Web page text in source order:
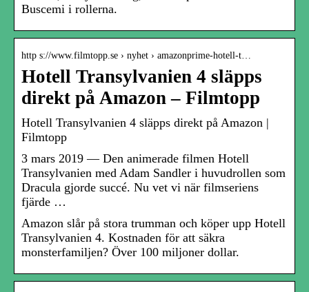
Buscemi i rollerna.
http s://www.filmtopp.se › nyhet › amazonprime-hotell-t…
Hotell Transylvanien 4 släpps
direkt på Amazon – Filmtopp
Hotell Transylvanien 4 släpps direkt på Amazon |
Filmtopp
3 mars 2019 — Den animerade filmen Hotell
Transylvanien med Adam Sandler i huvudrollen som
Dracula gjorde succé. Nu vet vi när filmseriens
fjärde …
Amazon slår på stora trumman och köper upp Hotell
Transylvanien 4. Kostnaden för att säkra
monsterfamiljen? Över 100 miljoner dollar.